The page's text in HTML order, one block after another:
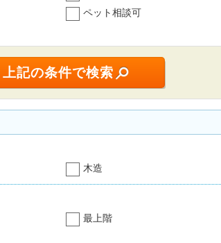
ペット相談可
木造
最上階